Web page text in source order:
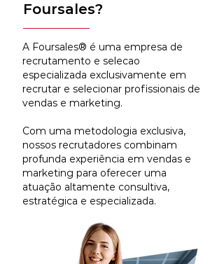
Foursales?
A Foursales® é uma empresa de
recrutamento e selecao
especializada exclusivamente em
recrutar e selecionar profissionais de
vendas e marketing.
Com uma metodologia exclusiva,
nossos recrutadores combinam
profunda experiência em vendas e
marketing para oferecer uma
atuação altamente consultiva,
estratégica e especializada.